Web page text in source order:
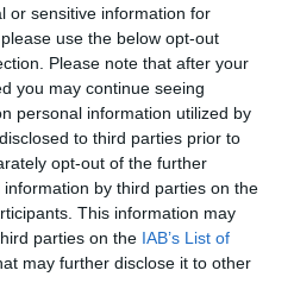
or sensitive information for
use the below opt-out
Please note that after your
you may continue seeing
personal information utilized by
to third parties prior to
opt-out of the further
by third parties on the
This information may
parties on the IAB’s List of
may further disclose it to other